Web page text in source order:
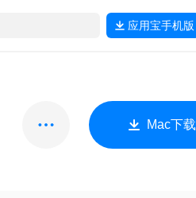
应用宝手机版
Mac下载